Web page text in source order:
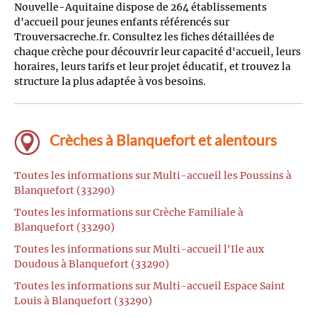
Nouvelle-Aquitaine dispose de 264 établissements
d'accueil pour jeunes enfants référencés sur
Trouversacreche.fr. Consultez les fiches détaillées de
chaque crèche pour découvrir leur capacité d'accueil, leurs
horaires, leurs tarifs et leur projet éducatif, et trouvez la
structure la plus adaptée à vos besoins.
Crèches à Blanquefort et alentours
Toutes les informations sur Multi-accueil les Poussins à
Blanquefort (33290)
Toutes les informations sur Crèche Familiale à
Blanquefort (33290)
Toutes les informations sur Multi-accueil l'Ile aux
Doudous à Blanquefort (33290)
Toutes les informations sur Multi-accueil Espace Saint
Louis à Blanquefort (33290)